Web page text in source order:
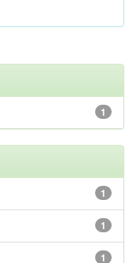
1
1
1
1